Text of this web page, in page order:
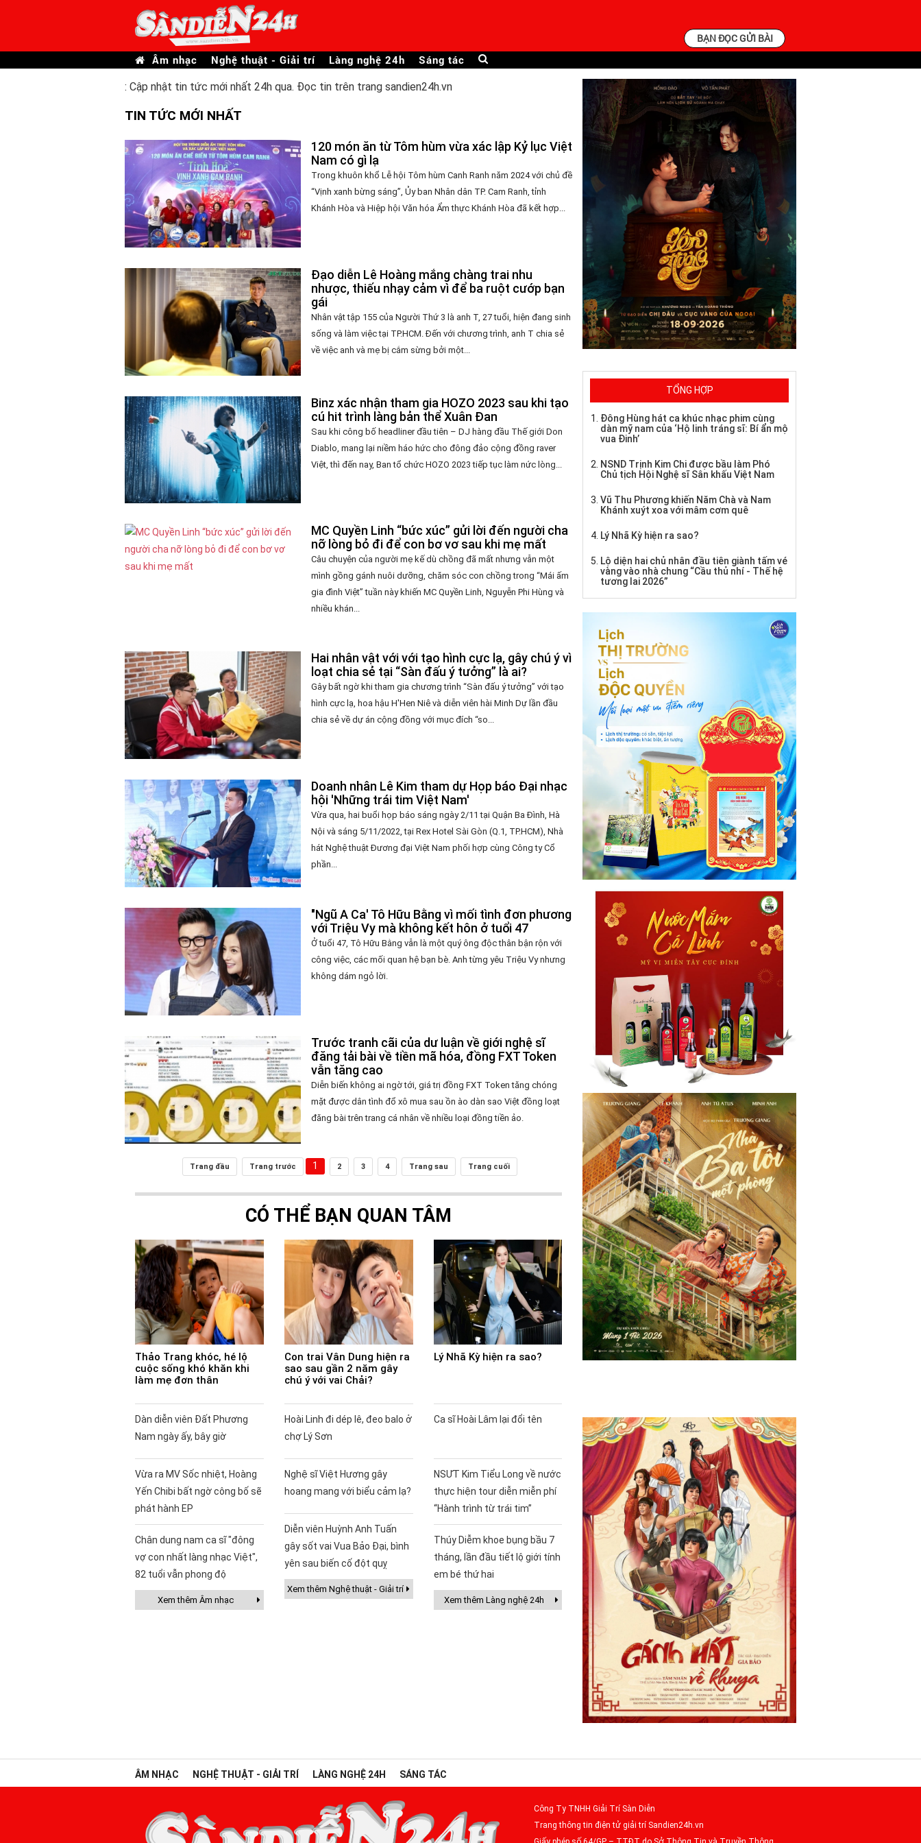
BẠN ĐỌC GỬI BÀI
Âm nhạc Nghệ thuật - Giải trí Làng nghệ 24h Sáng tác
: Cập nhật tin tức mới nhất 24h qua. Đọc tin trên trang sandien24h.vn
TIN TỨC MỚI NHẤT
120 món ăn từ Tôm hùm vừa xác lập Kỷ lục Việt
Nam có gì lạ
Trong khuôn khổ Lễ hội Tôm hùm Canh Ranh năm 2024 với chủ đề
“Vịnh xanh bừng sáng”, Ủy ban Nhân dân TP. Cam Ranh, tỉnh
Khánh Hòa và Hiệp hội Văn hóa Ẩm thực Khánh Hòa đã kết hợp...
Đạo diễn Lê Hoàng mắng chàng trai nhu
nhược, thiếu nhạy cảm vì để ba ruột cướp bạn
gái
Nhân vật tập 155 của Người Thứ 3 là anh T, 27 tuổi, hiện đang sinh
sống và làm việc tại TP.HCM. Đến với chương trình, anh T chia sẻ
về việc anh và mẹ bị cắm sừng bởi một...
Binz xác nhận tham gia HOZO 2023 sau khi tạo
cú hit trình làng bản thể Xuân Đan
Sau khi công bố headliner đầu tiên – DJ hàng đầu Thế giới Don
Diablo, mang lại niềm háo hức cho đông đảo cộng đồng raver
Việt, thì đến nay, Ban tổ chức HOZO 2023 tiếp tục làm nức lòng...
MC Quyền Linh “bức xúc” gửi lời đến người cha
nỡ lòng bỏ đi để con bơ vơ sau khi mẹ mất
Câu chuyện của người mẹ kế dù chồng đã mất nhưng vẫn một
mình gồng gánh nuôi dưỡng, chăm sóc con chồng trong “Mái ấm
gia đình Việt” tuần này khiến MC Quyền Linh, Nguyễn Phi Hùng và
nhiều khán...
Hai nhân vật với với tạo hình cực lạ, gây chú ý vì
loạt chia sẻ tại “Sàn đấu ý tưởng” là ai?
Gây bất ngờ khi tham gia chương trình “Sàn đấu ý tưởng” với tạo
hình cực lạ, hoa hậu H'Hen Niê và diễn viên hài Minh Dự lần đầu
chia sẻ về dự án cộng đồng với mục đích “so...
Doanh nhân Lê Kim tham dự Họp báo Đại nhạc
hội 'Những trái tim Việt Nam'
Vừa qua, hai buổi họp báo sáng ngày 2/11 tại Quận Ba Đình, Hà
Nội và sáng 5/11/2022, tại Rex Hotel Sài Gòn (Q.1, TP.HCM), Nhà
hát Nghệ thuật Đương đại Việt Nam phối hợp cùng Công ty Cổ
phần...
"Ngũ A Ca' Tô Hữu Bằng vì mối tình đơn phương
với Triệu Vy mà không kết hôn ở tuổi 47
Ở tuổi 47, Tô Hữu Bằng vẫn là một quý ông độc thân bận rộn với
công việc, các mối quan hệ bạn bè. Anh từng yêu Triệu Vy nhưng
không dám ngỏ lời.
Trước tranh cãi của dư luận về giới nghệ sĩ
đăng tải bài về tiền mã hóa, đồng FXT Token
vẫn tăng cao
Diễn biến không ai ngờ tới, giá trị đồng FXT Token tăng chóng
mặt được dân tình đổ xô mua sau ồn ào dàn sao Việt đồng loạt
đăng bài trên trang cá nhân về nhiều loại đồng tiền ảo.
Trang đầu Trang trước 1 2 3 4 Trang sau Trang cuối
CÓ THỂ BẠN QUAN TÂM
Thảo Trang khóc, hé lộ
cuộc sống khó khăn khi
làm mẹ đơn thân
Dàn diễn viên Đất Phương
Nam ngày ấy, bây giờ
Vừa ra MV Sốc nhiệt, Hoàng
Yến Chibi bất ngờ công bố sẽ
phát hành EP
Chân dung nam ca sĩ "đông
vợ con nhất làng nhạc Việt",
82 tuổi vẫn phong độ
Xem thêm Âm nhạc
Con trai Vân Dung hiện ra
sao sau gần 2 năm gây
chú ý với vai Chải?
Hoài Linh đi dép lê, đeo balo ở
chợ Lý Sơn
Nghệ sĩ Việt Hương gây
hoang mang với biểu cảm lạ?
Diễn viên Huỳnh Anh Tuấn
gây sốt vai Vua Bảo Đại, bình
yên sau biến cố đột quỵ
Xem thêm Nghệ thuật - Giải trí
Lý Nhã Kỳ hiện ra sao?
Ca sĩ Hoài Lâm lại đổi tên
NSƯT Kim Tiểu Long về nước
thực hiện tour diễn miễn phí
“Hành trình từ trái tim”
Thúy Diễm khoe bụng bầu 7
tháng, lần đầu tiết lộ giới tính
em bé thứ hai
Xem thêm Làng nghệ 24h
TỔNG HỢP
Đông Hùng hát ca khúc nhạc phim cùng
dàn mỹ nam của ‘Hộ linh tráng sĩ: Bí ẩn mộ
vua Đinh’
NSND Trịnh Kim Chi được bầu làm Phó
Chủ tịch Hội Nghệ sĩ Sân khấu Việt Nam
Vũ Thu Phương khiến Năm Chà và Nam
Khánh xuýt xoa với mâm cơm quê
Lý Nhã Kỳ hiện ra sao?
Lộ diện hai chủ nhân đầu tiên giành tấm vé
vàng vào nhà chung “Cầu thủ nhí - Thế hệ
tương lai 2026”
ÂM NHẠC NGHỆ THUẬT - GIẢI TRÍ LÀNG NGHỆ 24H SÁNG TÁC
Công Ty TNHH Giải Trí Sàn Diễn
Trang thông tin điện tử giải trí Sandien24h.vn